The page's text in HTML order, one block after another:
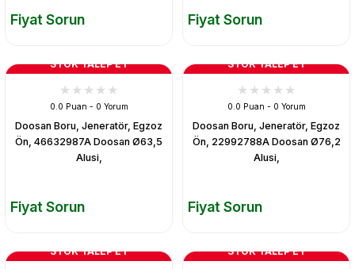
Fiyat Sorun Fiyat Sorun
STOK TALEP ET
0.0 Puan - 0 Yorum
Doosan Boru, Jeneratör, Egzoz
Ön, 46632987A Doosan Ø63,5
Alusi,
Fiyat Sorun
STOK TALEP ET
0.0 Puan - 0 Yorum
Doosan Boru, Jeneratör, Egzoz
Ön, 22992788A Doosan Ø76,2
Alusi,
Fiyat Sorun
STOK TALEP ET STOK TALEP ET